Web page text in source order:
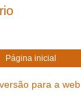
Página inicial
para a web